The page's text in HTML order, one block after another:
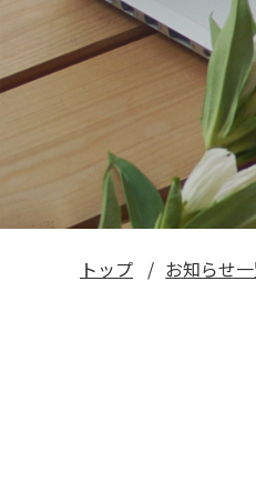
組織図・事務所・
商品紹介
工場・施設
特栽ガイドライ
TVCM
い～ねくん公式
広島県三次家畜市
鶏卵市況
ひろしま菜‘ｓ
出荷規格表
出店販売
ＪＡタウン
全農ひろしま型ハ
産直市マッチング
ＪＡ－ＳＳ
ＪＡくらしの宅配
トップ お知らせ